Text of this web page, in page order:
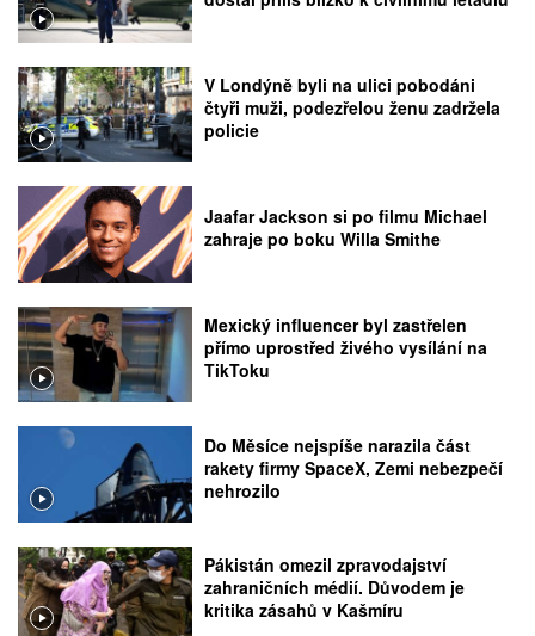
V Londýně byli na ulici pobodáni
čtyři muži, podezřelou ženu zadržela
policie
Jaafar Jackson si po filmu Michael
zahraje po boku Willa Smithe
Mexický influencer byl zastřelen
přímo uprostřed živého vysílání na
TikToku
Do Měsíce nejspíše narazila část
rakety firmy SpaceX, Zemi nebezpečí
nehrozilo
Pákistán omezil zpravodajství
zahraničních médií. Důvodem je
kritika zásahů v Kašmíru